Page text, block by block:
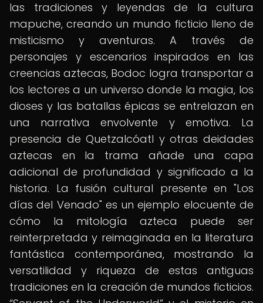
las tradiciones y leyendas de la cultura
mapuche, creando un mundo ficticio lleno de
misticismo y aventuras. A través de
personajes y escenarios inspirados en las
creencias aztecas, Bodoc logra transportar a
los lectores a un universo donde la magia, los
dioses y las batallas épicas se entrelazan en
una narrativa envolvente y emotiva. La
presencia de Quetzalcóatl y otras deidades
aztecas en la trama añade una capa
adicional de profundidad y significado a la
historia. La fusión cultural presente en "Los
días del Venado" es un ejemplo elocuente de
cómo la mitología azteca puede ser
reinterpretada y reimaginada en la literatura
fantástica contemporánea, mostrando la
versatilidad y riqueza de estas antiguas
tradiciones en la creación de mundos ficticios.